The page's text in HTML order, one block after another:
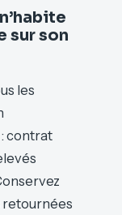
sur son
les
contrat